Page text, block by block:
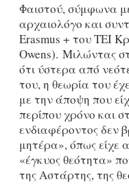
Φαιστού, σύμφωνα
αρχαιολόγο και
Erasmus + του ΤΕΙ
Owens). Μιλώντας
ότι ύστερα από
του, η θεωρία του
με την άποψη που
περίπου χρόνο και
ενδιαφέροντος δεν
μητέρα», όπως είχε
«έγκυος θεότητα»
της Αστάρτης, της